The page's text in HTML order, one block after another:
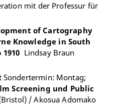
mit der Professur für
of Cartography
Knowledge in South
Lindsay Braun
Sondertermin: Montag;
Screening und Public
/ Akosua Adomako